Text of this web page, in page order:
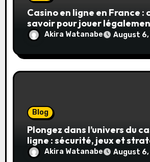
Casino en ligne en France :
savoir pour jouer
toute sécurité
Akira Watanabe August
Blog
Plongez dans l’univers du
ligne : sécurité, jeux et
gagnantes
Akira Watanabe August